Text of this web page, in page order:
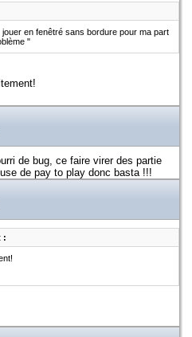
en fenêtré sans bordure pour ma part
"
de bug, ce faire virer des partie
de pay to play donc basta !!!
: